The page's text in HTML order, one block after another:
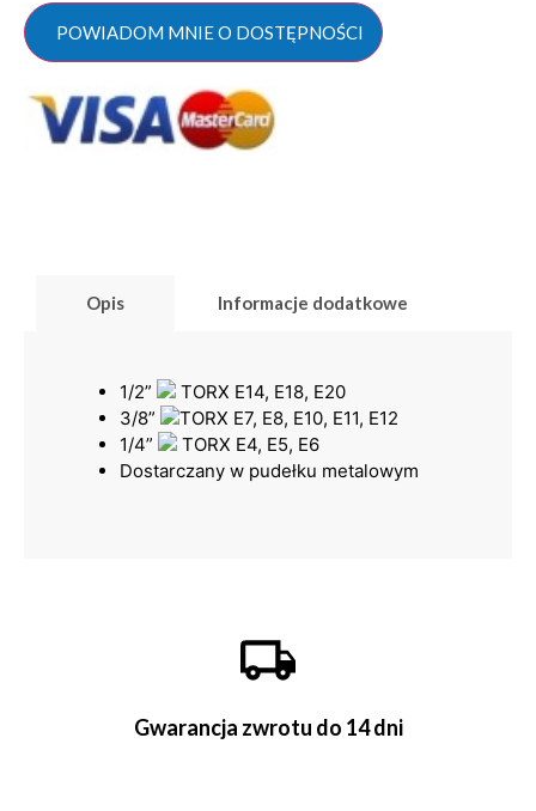
POWIADOM MNIE O DOSTĘPNOŚCI
Opis Informacje dodatkowe
1/2”
TORX E14, E18, E20
3/8”
TORX E7, E8, E10, E11, E12
1/4”
TORX E4, E5, E6
Dostarczany w pudełku metalowym
Gwarancja zwrotu do 14 dni